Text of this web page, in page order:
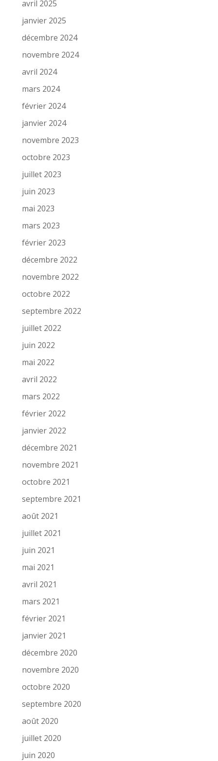
avril 2025
janvier 2025
décembre 2024
novembre 2024
avril 2024
mars 2024
février 2024
janvier 2024
novembre 2023
octobre 2023
juillet 2023
juin 2023
mai 2023
mars 2023
février 2023
décembre 2022
novembre 2022
octobre 2022
septembre 2022
juillet 2022
juin 2022
mai 2022
avril 2022
mars 2022
février 2022
janvier 2022
décembre 2021
novembre 2021
octobre 2021
septembre 2021
août 2021
juillet 2021
juin 2021
mai 2021
avril 2021
mars 2021
février 2021
janvier 2021
décembre 2020
novembre 2020
octobre 2020
septembre 2020
août 2020
juillet 2020
juin 2020